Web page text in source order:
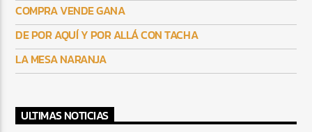
COMPRA VENDE GANA
DE POR AQUÍ Y POR ALLÁ CON TACHA
LA MESA NARANJA
ULTIMAS NOTICIAS